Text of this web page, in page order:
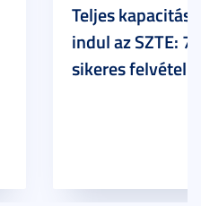
Teljes
indul az SZTE:
sikeres